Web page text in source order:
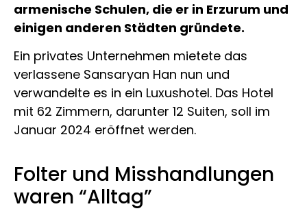
armenische Schulen, die er in Erzurum und
einigen anderen Städten gründete.
Ein privates Unternehmen mietete das
verlassene Sansaryan Han nun und
verwandelte es in ein Luxushotel. Das Hotel
mit 62 Zimmern, darunter 12 Suiten, soll im
Januar 2024 eröffnet werden.
Folter und Misshandlungen
waren “Alltag”